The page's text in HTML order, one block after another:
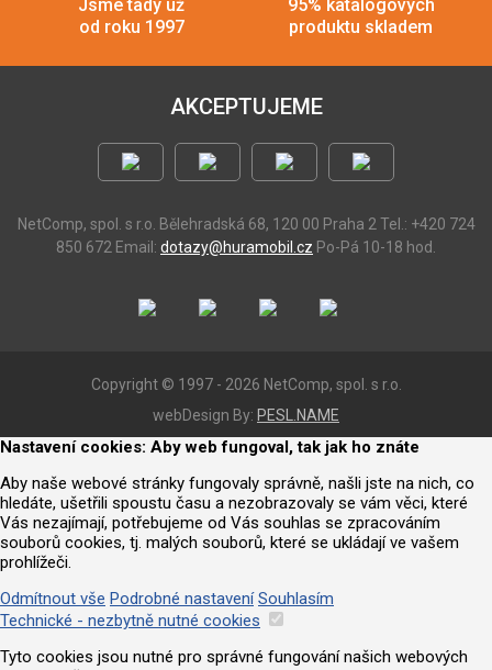
Jsme tady už
od roku 1997
95% katalogových
produktu skladem
AKCEPTUJEME
NetComp, spol. s r.o. Bělehradská 68, 120 00 Praha 2 Tel.: +420 724
850 672 Email: dotazy@huramobil.cz Po-Pá 10-18 hod.
Copyright © 1997 - 2026 NetComp, spol. s r.o.
webDesign By: PESL.NAME
Nastavení cookies: Aby web fungoval, tak jak ho znáte
Aby naše webové stránky fungovaly správně, našli jste na nich, co
hledáte, ušetřili spoustu času a nezobrazovaly se vám věci, které
Vás nezajímají, potřebujeme od Vás souhlas se zpracováním
souborů cookies, tj. malých souborů, které se ukládají ve vašem
prohlížeči.
Odmítnout vše Podrobné nastavení Souhlasím
Technické - nezbytně nutné cookies
Tyto cookies jsou nutné pro správné fungování našich webových